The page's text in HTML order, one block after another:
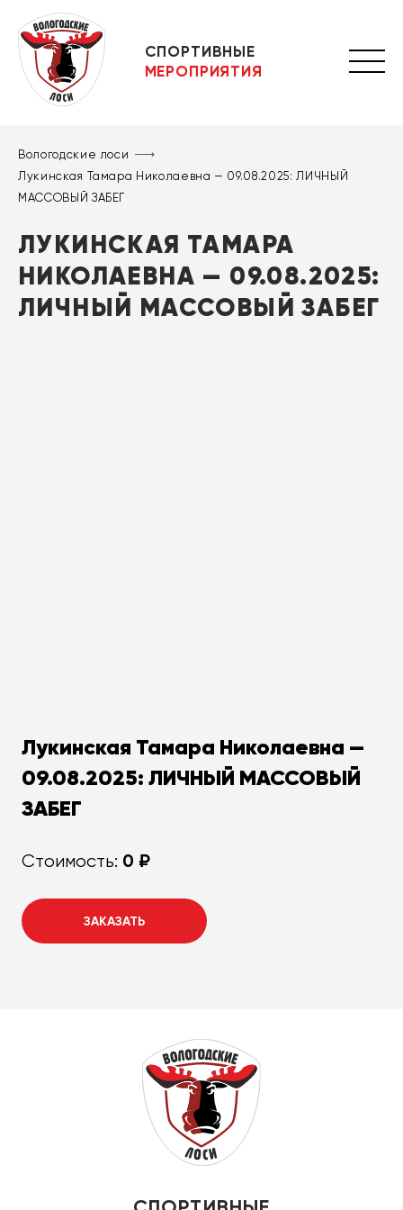
СПОРТИВНЫЕ
МЕРОПРИЯТИЯ
Вологодские лоси
Лукинская Тамара Николаевна — 09.08.2025: ЛИЧНЫЙ
МАССОВЫЙ ЗАБЕГ
ЛУКИНСКАЯ ТАМАРА
НИКОЛАЕВНА — 09.08.2025:
ЛИЧНЫЙ МАССОВЫЙ ЗАБЕГ
Лукинская Тамара Николаевна —
09.08.2025: ЛИЧНЫЙ МАССОВЫЙ
ЗАБЕГ
Стоимость: 0 ₽
ЗАКАЗАТЬ